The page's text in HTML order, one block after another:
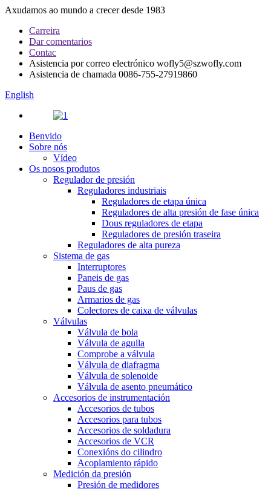
Axudamos ao mundo a crecer desde 1983
Carreira
Dar comentarios
Contac
Asistencia por correo electrónico wofly5@szwofly.com
Asistencia de chamada 0086-755-27919860
English
Benvido
Sobre nós
Vídeo
Os nosos produtos
Regulador de presión
Reguladores industriais
Reguladores de etapa única
Reguladores de alta presión de fase única
Dous reguladores de etapa
Reguladores de presión traseira
Reguladores de alta pureza
Sistema de gas
Interruptores
Paneis de gas
Paus de gas
Armarios de gas
Colectores de caixa de válvulas
Válvulas
Válvula de bola
Válvula de agulla
Comprobe a válvula
Válvula de diafragma
Válvula de solenoide
Válvula de asento pneumático
Accesorios de instrumentación
Accesorios de tubos
Accesorios para tubos
Accesorios de soldadura
Accesorios de VCR
Conexións do cilindro
Acoplamiento rápido
Medición da presión
Presión de medidores